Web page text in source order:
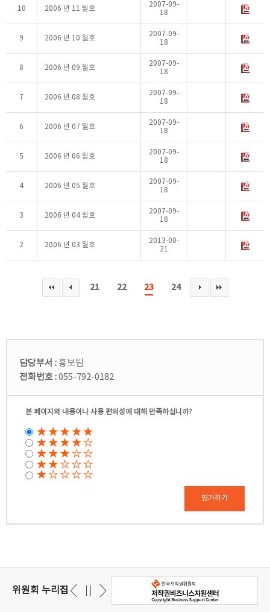
10 2006 년 11 월호
2007-09-
18
9 2006 년 10 월호
2007-09-
18
8 2006 년 09 월호
2007-09-
18
7 2006 년 08 월호
2007-09-
18
6 2006 년 07 월호
2007-09-
18
5 2006 년 06 월호
2007-09-
18
4 2006 년 05 월호
2007-09-
18
3 2006 년 04 월호
2007-09-
18
2 2006 년 03 월호
2013-08-
21
21 22 23 24
담당부서 : 홍보팀
전화번호 :055-792-0182
본 페이지의 내용이나 사용 편의성에 대해 만족하십니까?
평가하기
위원회 누리집